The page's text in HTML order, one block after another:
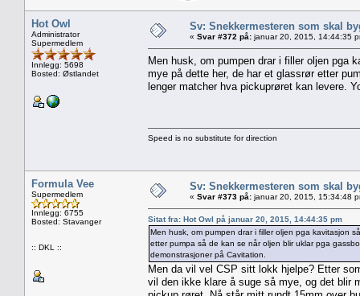
Hot Owl
Administrator
Supermedlem
Innlegg: 5698
Bosted: Østlandet
Sv: Snekkermesteren som skal
« Svar #372 på: januar 20, 2015, 14:44:35
Men husk, om pumpen drar i filler oljen pga
mye på dette her, de har et glassrør etter
lenger matcher hva pickuprøret kan levere.
Speed is no substitute for direction
Formula Vee
Supermedlem
Innlegg: 6755
Bosted: Stavanger
:: DKL ::
Sv: Snekkermesteren som skal
« Svar #373 på: januar 20, 2015, 15:34:48
Sitat fra: Hot Owl på januar 20, 2015, 14:44:35 pm
Men husk, om pumpen drar i filler oljen pga kavitasjon
etter pumpa så de kan se når oljen blir uklar pga
demonstrasjoner på Cavitation.
Men da vil vel CSP sitt lokk hjelpe? Etter
vil den ikke klare å suge så mye, og det blir